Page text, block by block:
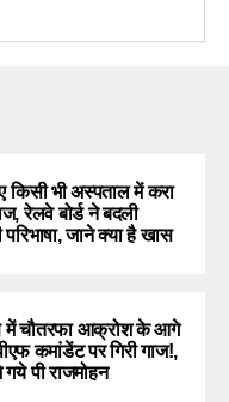
किसी भी अस्पताल में करा
रेलवे बोर्ड ने बदली
जाने क्या है खास
चौतरफा आक्रोश के आगे
कमांडेंट पर गिरी गाज!,
पी राजमोहन